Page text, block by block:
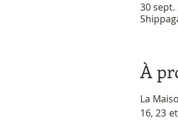
30 sept.
À
La
16, 23